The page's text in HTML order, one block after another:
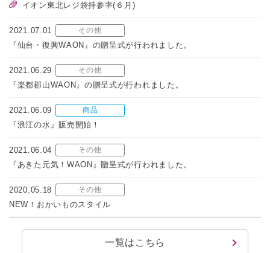
イオン東北レジ袋持参率(６月)
2021.07.01 その他
『仙台・復興WAON』の贈呈式が行われました。
2021.06.29 その他
『楽都郡山WAON』の贈呈式が行われました。
2021.06.09 商品
『浪江の水』販売開始！
2021.06.04 その他
『あきた元気！WAON』贈呈式が行われました。
2020.05.18 その他
NEW！おかいものスタイル
一覧はこちら